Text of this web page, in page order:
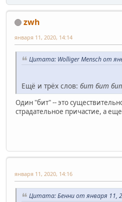
zwh
января 11, 2020, 14:14
Цитата: Wolliger Mensch от
Ещё и трёх слов: бит бит
Один "бит" -- это
страдательное причастие, а
января 11, 2020, 14:16
Цитата: Бенни от января 11,